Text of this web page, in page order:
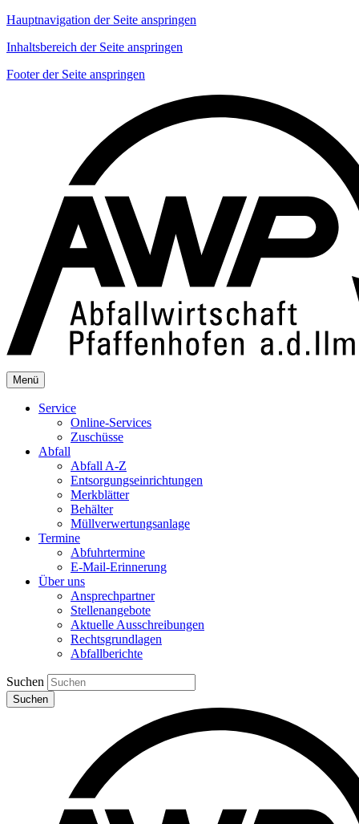
Hauptnavigation der Seite anspringen
Inhaltsbereich der Seite anspringen
Footer der Seite anspringen
Menü
Service
Online-Services
Zuschüsse
Abfall
Abfall A-Z
Entsorgungseinrichtungen
Merkblätter
Behälter
Müllverwertungsanlage
Termine
Abfuhrtermine
E-Mail-Erinnerung
Über uns
Ansprechpartner
Stellenangebote
Aktuelle Ausschreibungen
Rechtsgrundlagen
Abfallberichte
Suchen
Suchen